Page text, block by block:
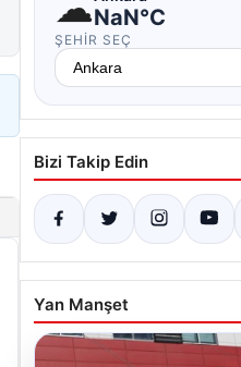
NaN°C
ŞEHIR SEÇ
Bizi Takip Edin
Yan Manşet